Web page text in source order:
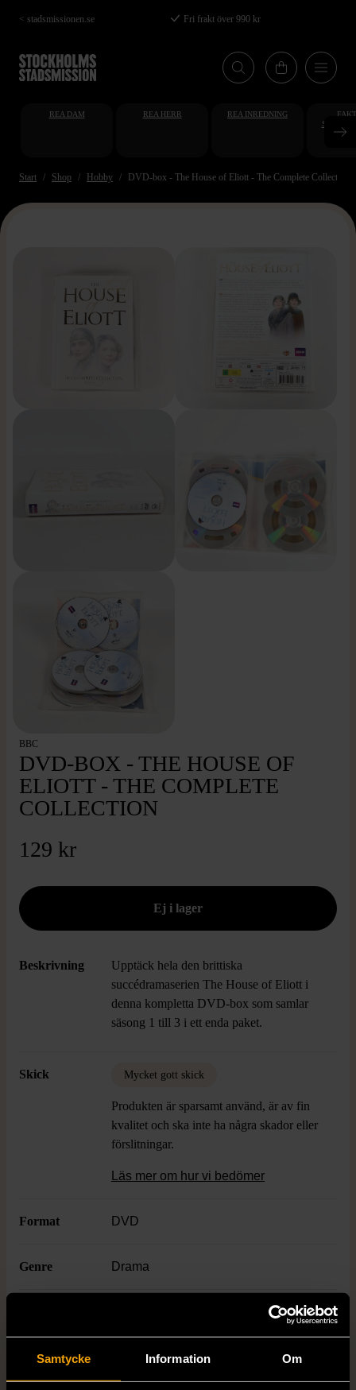
Samtycke Information Om
Hoppa
till
huvudinnehåll
< stadsmissionen.se Fri frakt över 990 kr
REA DAM REA HERR REA INREDNING
Start Shop Hobby DVD-box - The House of Eliott - The Complete Collection
BBC
DVD-BOX - THE HOUSE OF
ELIOTT - THE COMPLETE
COLLECTION
129 kr
Beskrivning
Upptäck hela den brittiska
succédramaserien The House of Eliott i
denna kompletta DVD-box som samlar
säsong 1 till 3 i ett enda paket.
Skick Mycket gott skick
Produkten är sparsamt använd, är av fin
kvalitet och ska inte ha några skador eller
förslitningar.
Läs mer om hur vi bedömer
Format DVD
Genre Drama
Varumärke